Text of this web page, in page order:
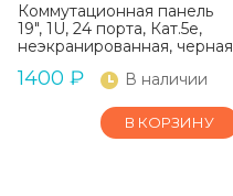
Коммутационная панель
19", 1U, 24 порта, Кат.5e,
неэкранированная, черная
1400 ₽ В наличии
В КОРЗИНУ